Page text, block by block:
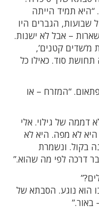
תמיד הייתה
שבועות, הגברים היו
– אבל לא ישנות.
מ’שדים קטנים’,
סוד. כאילו כל
“המזרח – או
דממה של גילוי. אלי
היא לא מפה. היא לא
בקול. ונשמרת
דרכה לפי מה שהוא.”
הוא נוגע. הסבתא של